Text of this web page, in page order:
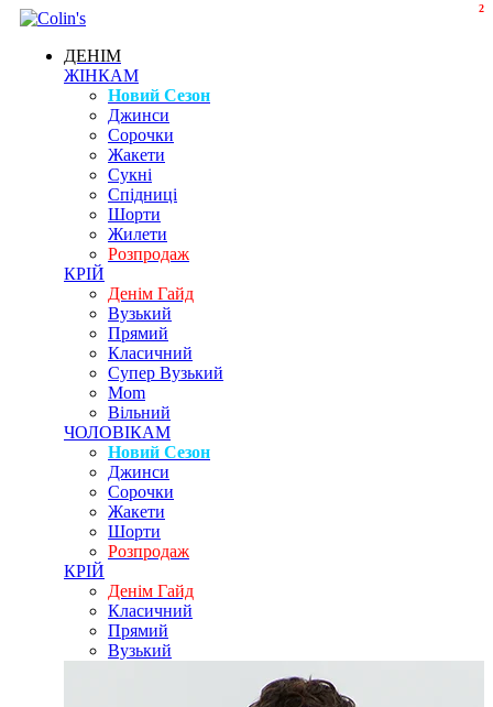
ДЕНІМ
ЖІНКАМ
Новий Сезон
Джинси
Сорочки
Жакети
Сукні
Спідниці
Шорти
Жилети
Розпродаж
КРІЙ
Денім Гайд
Вузький
Прямий
Класичний
Супер Вузький
Mom
Вільний
ЧОЛОВІКАМ
Новий Сезон
Джинси
Сорочки
Жакети
Шорти
Розпродаж
КРІЙ
Денім Гайд
Класичний
Прямий
Вузький
2